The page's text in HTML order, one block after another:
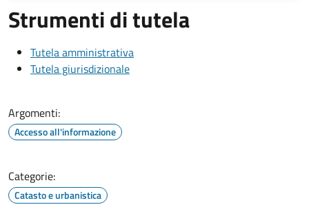
Strumenti di tutela
Tutela amministrativa
Tutela giurisdizionale
Argomenti:
Accesso all'informazione
Categorie:
Catasto e urbanistica